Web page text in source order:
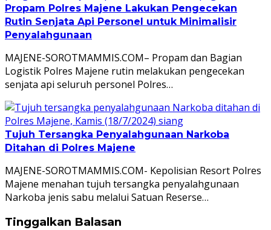
Propam Polres Majene Lakukan Pengecekan
Rutin Senjata Api Personel untuk Minimalisir
Penyalahgunaan
MAJENE-SOROTMAMMIS.COM– Propam dan Bagian
Logistik Polres Majene rutin melakukan pengecekan
senjata api seluruh personel Polres…
Tujuh Tersangka Penyalahgunaan Narkoba
Ditahan di Polres Majene
MAJENE-SOROTMAMMIS.COM- Kepolisian Resort Polres
Majene menahan tujuh tersangka penyalahgunaan
Narkoba jenis sabu melalui Satuan Reserse…
Tinggalkan Balasan